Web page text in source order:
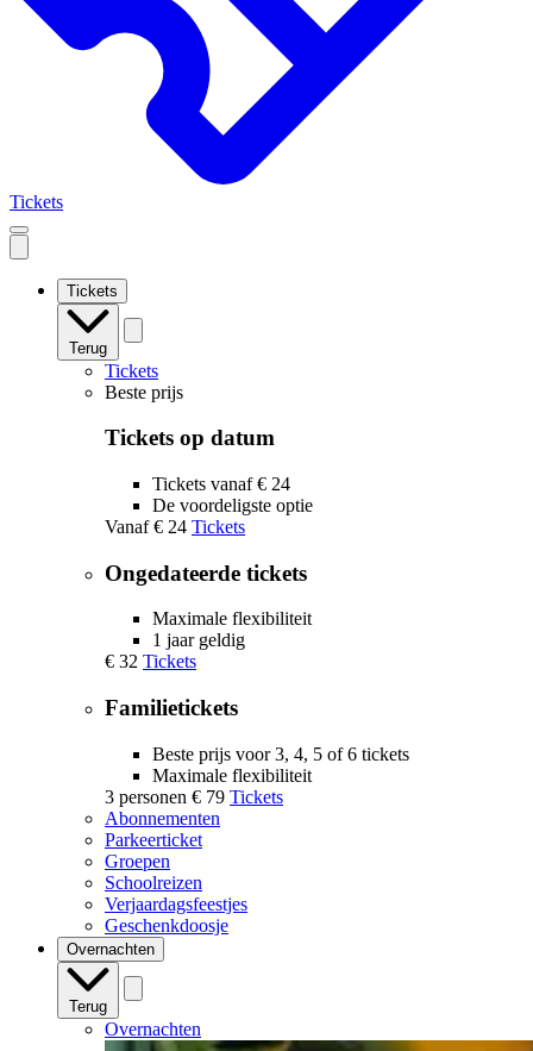
Tickets
Open
mobile
Tickets
Terug
Tickets
Beste prijs
Tickets op datum
Tickets vanaf € 24
De voordeligste optie
Vanaf € 24 Tickets
Ongedateerde tickets
Maximale flexibiliteit
1 jaar geldig
€ 32 Tickets
Familietickets
Beste prijs voor 3, 4, 5 of 6 tickets
Maximale flexibiliteit
3 personen € 79 Tickets
Abonnementen
Parkeerticket
Groepen
Schoolreizen
Verjaardagsfeestjes
Geschenkdoosje
Overnachten
Terug
Overnachten